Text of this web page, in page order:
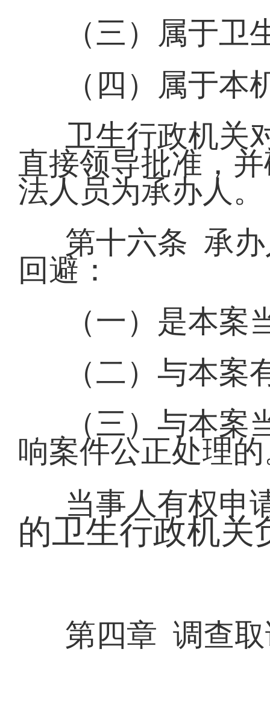
（三）属于
（四）属于本
卫生行政机关
直接领导批准，
法人员为承办人。
第十六条 承
回避：
（一）是本案
（二）与本案
（三）与本
响案件公正处理
当事人有权申
的卫生行政机关
第四章 调查